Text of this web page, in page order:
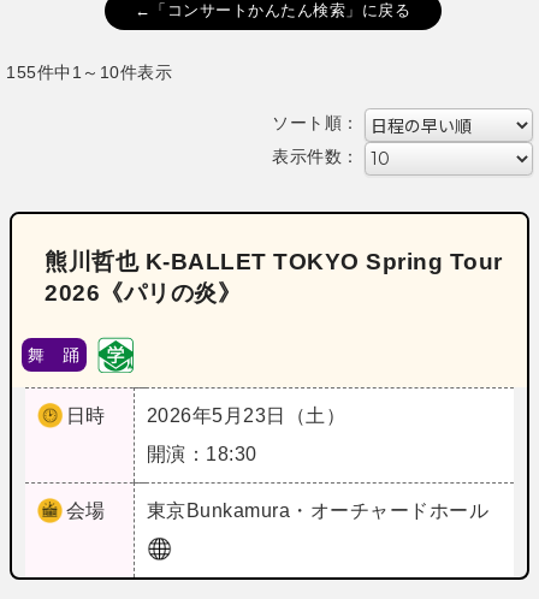
←「コンサートかんたん検索」に戻る
155件中1～10件表示
ソート順：
表示件数：
熊川哲也 K-BALLET TOKYO Spring Tour
2026《パリの炎》
舞 踊
日時
2026年5月23日（土）
開演：18:30
会場 東京Bunkamura・オーチャードホール